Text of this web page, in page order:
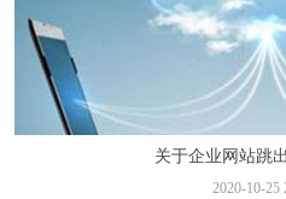
关于企业网站跳
2020-10-25